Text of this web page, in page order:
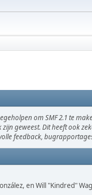
om SMF 2.1 te
geweest. Dit heeft ook
feedback,
en Will "Kindred"